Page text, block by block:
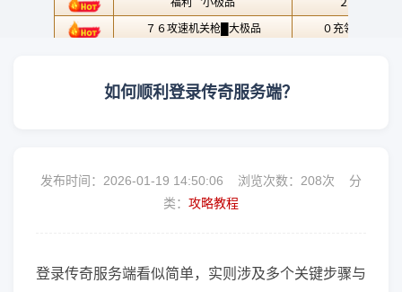
如何顺利登录传奇服务端？
发布时间：2026-01-19 14:50:06 浏览次数： 208次 分
类： 攻略教程
登录传奇服务端看似简单，实则涉及多个关键步骤与